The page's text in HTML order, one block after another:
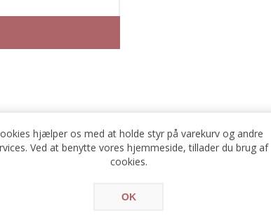
LOGIN /
ved hurtigere ekspediton ved Checkout, og du vil
hjælper os med at holde styr på varekurv og andre
Ved at benytte vores hjemmeside, tillader du brug af
cookies.
OK